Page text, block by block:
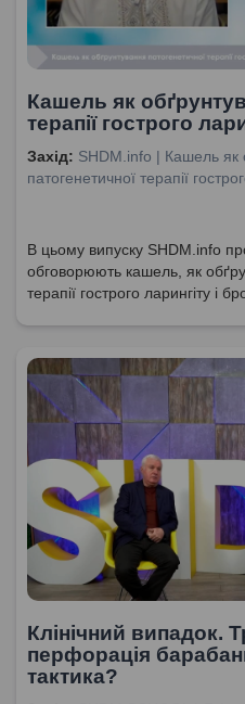
Кашель як
терапії гострого
Захід: SHDM.info | Кашель як
патогенетичної терапії
В цьому випуску SHDM.info
обговорюють кашель, як
терапії гострого ларингіту і
Клінічний випадок.
перфорація
тактика?